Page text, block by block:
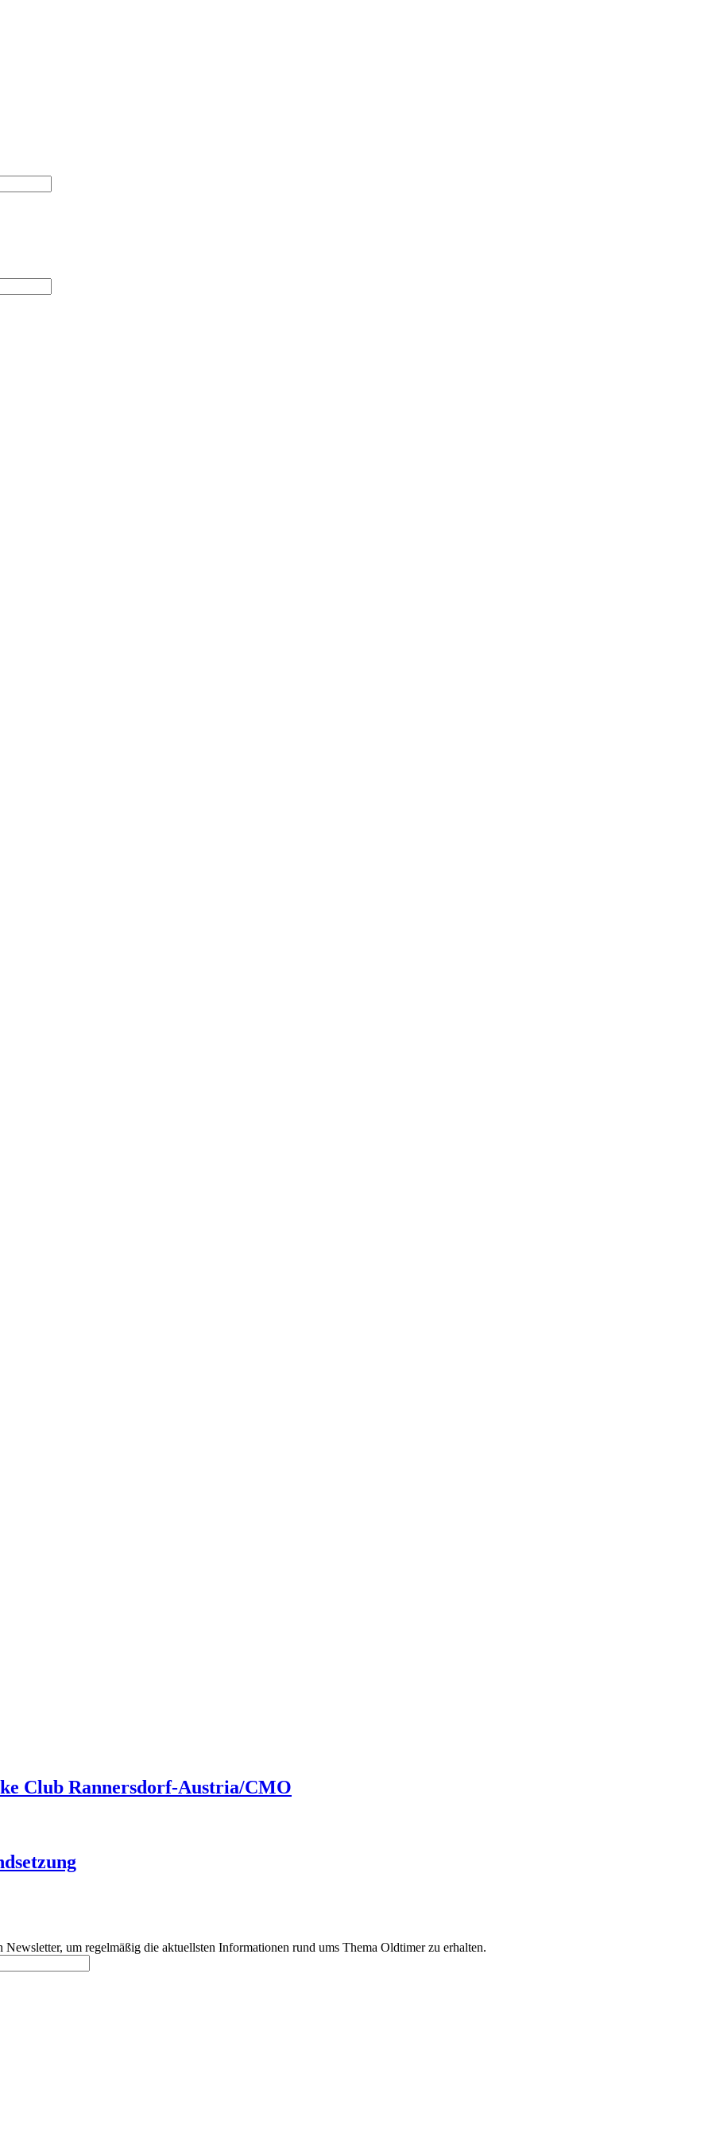
Club Rannersdorf-Austria/CMO
um regelmäßig die aktuellsten Informationen rund ums Thema Oldtimer zu erhalten.